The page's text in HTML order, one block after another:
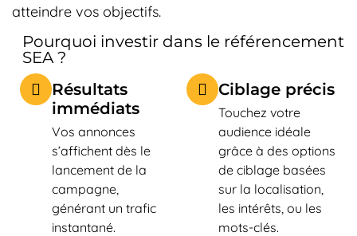
atteindre vos objectifs.
Pourquoi investir dans le référencement
SEA ?
Résultats
immédiats
Vos annonces
s’affichent dès le
lancement de la
campagne,
générant un trafic
instantané.
Ciblage précis
Touchez votre
audience idéale
grâce à des options
de ciblage basées
sur la localisation,
les intérêts, ou les
mots-clés.